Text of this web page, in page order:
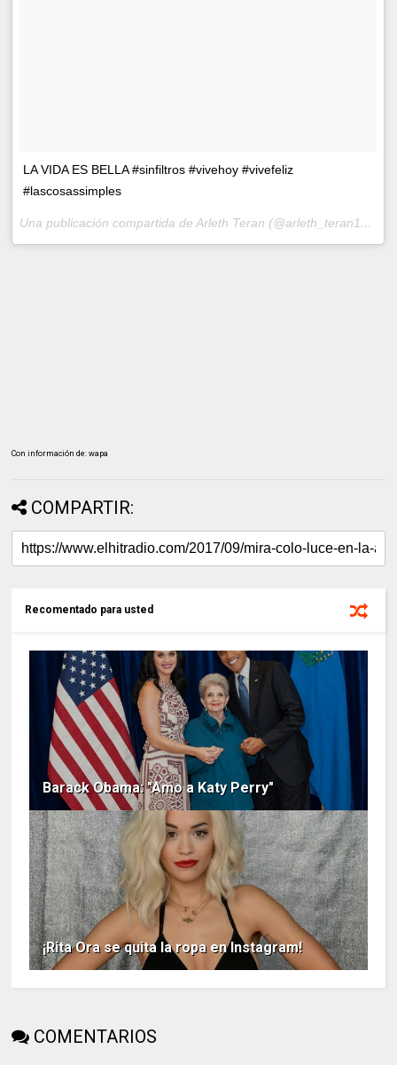
LA VIDA ES BELLA #sinfiltros #vivehoy #vivefeliz
#lascosassimples
Una publicación compartida de Arleth Teran (@arleth_teran111) el
Con información de: wapa
COMPARTIR:
Recomentado para usted
Barack Obama: "Amo a Katy Perry"
¡Rita Ora se quita la ropa en Instagram!
COMENTARIOS